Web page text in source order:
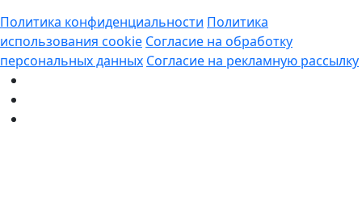
Политика конфиденциальности Политика
использования cookie Согласие на обработку
персональных данных Согласие на рекламную рассылку